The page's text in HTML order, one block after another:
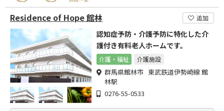
Residence of Hope 館林 追加
認知症予防・介護予防に特化した介
護付き有料老人ホームです。
介護・福祉 介護施設
群馬県館林市 東武鉄道伊勢崎線 館
林駅
0276-55-0533